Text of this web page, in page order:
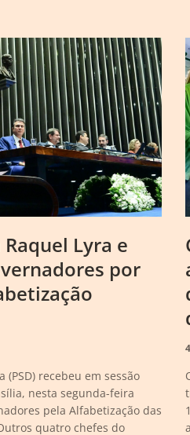
Lyra e
por
(PSD) recebeu em sessão
nesta segunda-feira
pela Alfabetização das
quatro chefes do